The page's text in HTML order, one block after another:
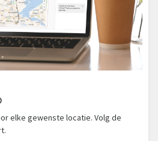
elke gewenste locatie. Volg de